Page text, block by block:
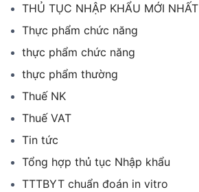
THỦ TỤC NHẬP KHẨU MỚI NHẤT
Thực phẩm chức năng
thực phẩm chức năng
thực phẩm thường
Thuế NK
Thuế VAT
Tin tức
Tổng hợp thủ tục Nhập khẩu
TTTBYT chuẩn đoán in vitro